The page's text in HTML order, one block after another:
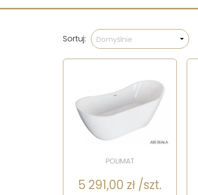
Sortuj: Domyślnie
POLIMAT
5 291,00 zł /szt.